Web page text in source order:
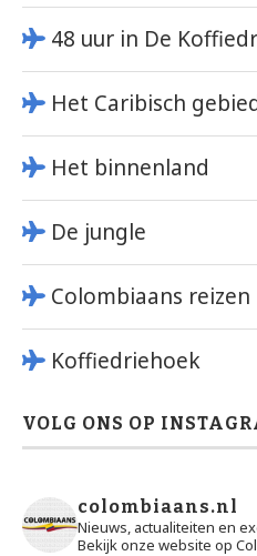
48 uur in De
Het Caribisch
Het binnenland
De jungle
Colombiaans reizen
Koffiedriehoek
VOLG ONS OP
colombiaans.nl
Nieuws, actualiteiten en
Bekijk onze website op